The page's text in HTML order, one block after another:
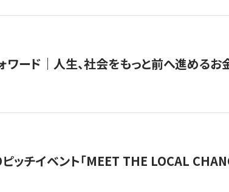
ワード｜人生、社会をもっと前へ進めるお
ッチイベント「MEET THE LOCAL